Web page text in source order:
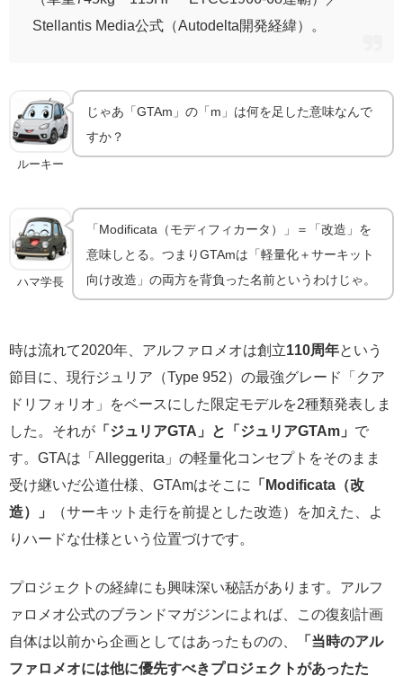
Stellantis Media公式（Autodelta開発経緯）。
ルーキー
じゃあ「GTAm」の「m」は何を足した意味なんで
すか？
ハマ学長
「Modificata（モディフィカータ）」＝「改造」を
意味しとる。つまりGTAmは「軽量化＋サーキット
向け改造」の両方を背負った名前というわけじゃ。
時は流れて2020年、アルファロメオは創立110周年という
節目に、現行ジュリア（Type 952）の最強グレード「クア
ドリフォリオ」をベースにした限定モデルを2種類発表しま
した。それが 「ジュリアGTA」と「ジュリアGTAm」 で
す。GTAは「Alleggerita」の軽量化コンセプトをそのまま
受け継いだ公道仕様、GTAmはそこに
「Modificata（改
造）」
（サーキット走行を前提とした改造）を加えた、よ
りハードな仕様という位置づけです。
プロジェクトの経緯にも興味深い秘話があります。アルフ
ァロメオ公式のブランドマガジンによれば、この復刻計画
自体は以前から企画としてはあったものの、
「当時のアル
ファロメオには他に優先すべきプロジェクトがあったた